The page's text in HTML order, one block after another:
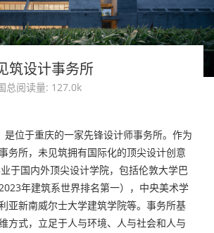
筑设计事务所
总阅读量: 127.0k
是位于重庆的一家先锋设计师事务所。作为
务所，未见筑拥有国际化的顶尖设计创意
于国内外顶尖设计学院，包括伦敦大学巴
年建筑系世界排名第一），中央美术学
亚新南威尔士大学建筑学院等。事务所基
方式，立足于人与环境、人与社会和人与